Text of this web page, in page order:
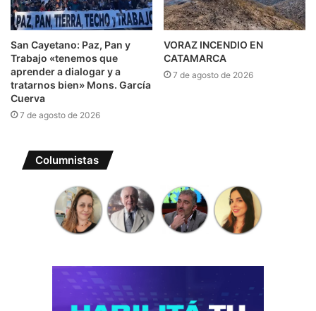
San Cayetano: Paz, Pan y
Trabajo «tenemos que
aprender a dialogar y a
tratarnos bien» Mons. García
Cuerva
7 de agosto de 2026
VORAZ INCENDIO EN
CATAMARCA
7 de agosto de 2026
Columnistas